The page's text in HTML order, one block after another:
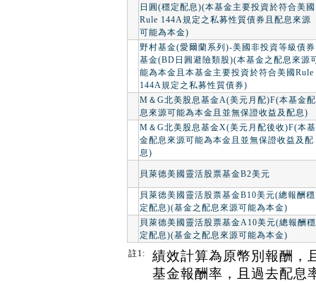
日圓(穩定配息)(本基金主要投資於符合美國
Rule 144A規定之私募性質債券且配息來源
可能為本金)
野村基金(愛爾蘭系列)-美國非投資等級債券
基金(BD日圓避險類股)(本基金之配息來源
能為本金且本基金主要投資於符合美國Rule
144A規定之私募性質債券)
M＆G北美股息基金A(美元月配)F(本基金配
息來源可能為本金且並無保證收益及配息)
M＆G北美股息基金X(美元月配後收)F(本基
金配息來源可能為本金且並無保證收益及配
息)
貝萊德美國靈活股票基金B2美元
貝萊德美國靈活股票基金B10美元(總報酬穩
定配息)(基金之配息來源可能為本金)
貝萊德美國靈活股票基金A10美元(總報酬穩
定配息)(基金之配息來源可能為本金)
註1:
績效計算為原幣別報酬，
基金報酬率，且過去配息